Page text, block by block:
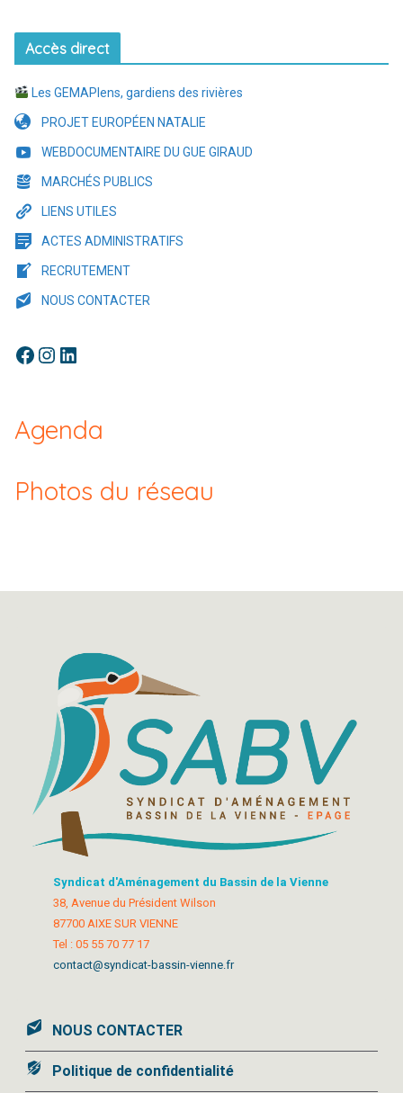
Accès direct
Les GEMAPIens, gardiens des rivières
PROJET EUROPÉEN NATALIE
WEBDOCUMENTAIRE DU GUE GIRAUD
MARCHÉS PUBLICS
LIENS UTILES
ACTES ADMINISTRATIFS
RECRUTEMENT
NOUS CONTACTER
Facebook Instagram LinkedIn
Agenda
Photos du réseau
Syndicat d'Aménagement du Bassin de la Vienne
38, Avenue du Président Wilson
87700 AIXE SUR VIENNE
Tel : 05 55 70 77 17
contact@syndicat-bassin-vienne.fr
NOUS CONTACTER
Politique de confidentialité